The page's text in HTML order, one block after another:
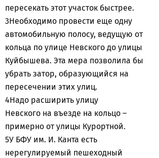
пересекать этот участок быстрее.
3Необходимо провести еще одну
автомобильную полосу, ведущую от
кольца по улице Невского до улицы
Куйбышева. Эта мера позволила бы
убрать затор, образующийся на
пересечении этих улиц.
4Надо расширить улицу
Невского на въезде на кольцо –
примерно от улицы Курортной.
5У БФУ им. И. Канта есть
нерегулируемый пешеходный